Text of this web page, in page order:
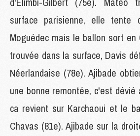
surface parisienne, elle tente
Moguédec mais le ballon sort en
trouvée dans la surface, Davis
Néerlandaise (78e). Ajibade
une bonne remontée, c'est dévié
ca revient sur Karchaoui et le
Chavas (81e). Ajibade sur la